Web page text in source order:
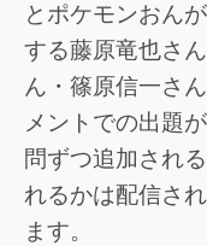
とポケモンおん
する藤原竜也さ
ん・篠原信一さ
メントでの出題
問ずつ追加され
れるかは配信さ
ます。